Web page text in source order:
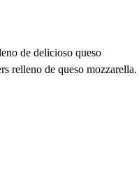
de delicioso queso
relleno de queso mozzarella.